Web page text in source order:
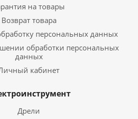
на товары
Возврат товара
персональных данных
обработки персональных
данных
кабинет
Дрели